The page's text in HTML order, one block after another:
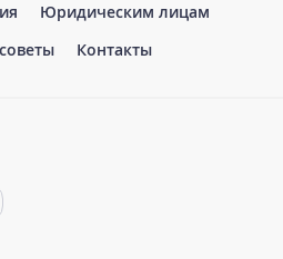
Юридическим лицам
Контакты